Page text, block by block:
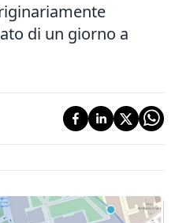
di un giorno a